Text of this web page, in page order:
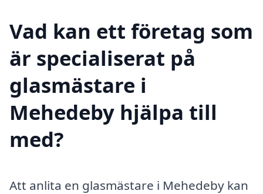
Vad kan ett företag som
är specialiserat på
glasmästare i
Mehedeby hjälpa till
med?
Att anlita en glasmästare i Mehedeby kan